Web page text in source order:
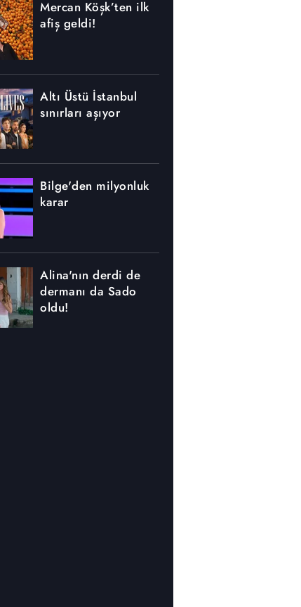
Mercan Köşk’ten ilk
afiş geldi!
Altı Üstü İstanbul
sınırları aşıyor
Bilge'den milyonluk
karar
Alina'nın derdi de
dermanı da Sado
oldu!